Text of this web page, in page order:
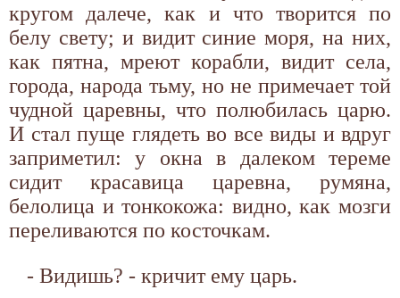
кругом далече, как и что творится по
белу свету; и видит синие моря, на них,
как пятна, мреют корабли, видит села,
города, народа тьму, но не примечает той
чудной царевны, что полюбилась царю.
И стал пуще глядеть во все виды и вдруг
заприметил: у окна в далеком тереме
сидит красавица царевна, румяна,
белолица и тонкокожа: видно, как мозги
переливаются по косточкам.
- Видишь? - кричит ему царь.